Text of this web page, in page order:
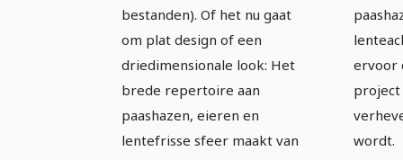
bestanden). Of het nu gaat
om plat design of een
driedimensionale look: Het
brede repertoire aan
paashazen, eieren en
lentefrisse sfeer maakt van
ervoor
project
wordt.